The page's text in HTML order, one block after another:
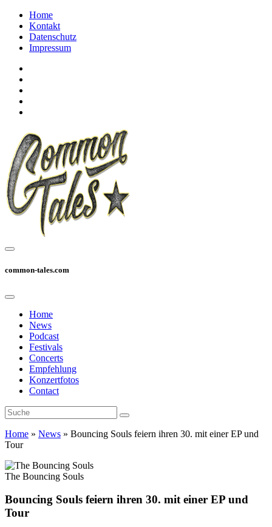
Home
Kontakt
Datenschutz
Impressum
common-tales.com
Home
News
Podcast
Festivals
Concerts
Empfehlung
Konzertfotos
Contact
Home » News » Bouncing Souls feiern ihren 30. mit einer EP und
Tour
The Bouncing Souls
Bouncing Souls feiern ihren 30. mit einer EP und
Tour